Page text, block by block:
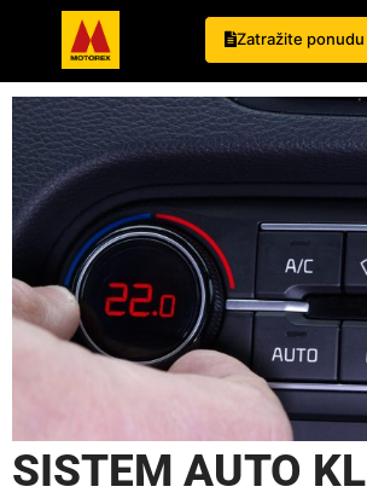
Zatražite ponudu
SISTEM AUTO